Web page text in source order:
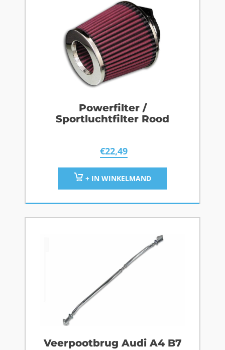
Powerfilter /
Sportluchtfilter Rood
€22,49
+ IN WINKELMAND
Veerpootbrug Audi A4 B7